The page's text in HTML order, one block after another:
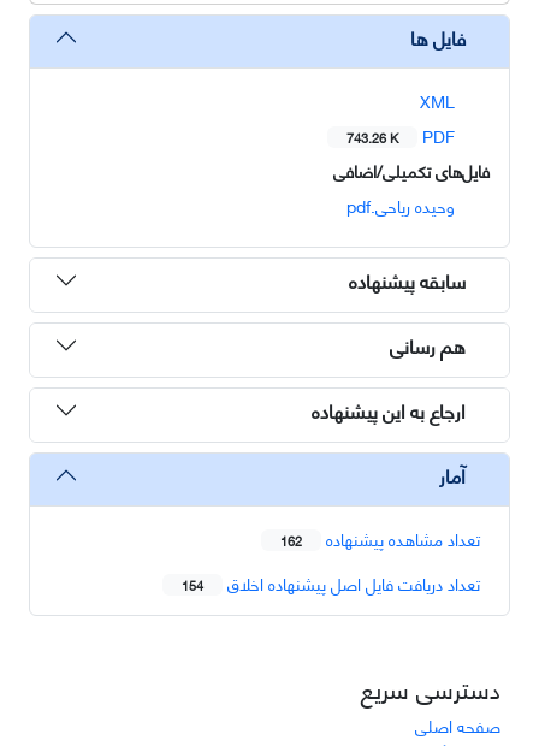
فایل ها
XML
PDF
743.26 K
فایل‌های تکمیلی/اضافی
وحیده ریاحی.pdf
سابقه پیشنهاده
هم رسانی
ارجاع به این پیشنهاده
آمار
تعداد مشاهده پیشنهاده 162
تعداد دریافت فایل اصل پیشنهاده اخلاق 154
دسترسی سریع
صفحه اصلی